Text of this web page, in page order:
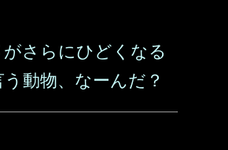
がさらにひどくなる
動物、なーんだ？